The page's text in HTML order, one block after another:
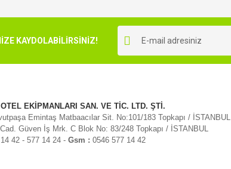
KAYDOLABİLİRSİNİZ!
EKİPMANLARI SAN. VE TİC. LTD. ŞTİ.
Emintaş Matbaacılar Sit. No:101/183 Topkapı / İSTANBUL
Güven İş Mrk. C Blok No: 83/248 Topkapı / İSTANBUL
42 - 577 14 24 - Gsm : 0546 577 14 42